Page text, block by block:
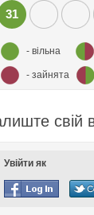
31
- вільна
- зайнята
свій
Увійти як